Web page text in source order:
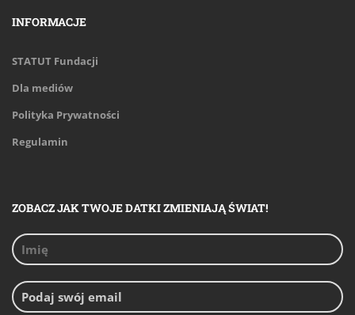
INFORMACJE
STATUT Fundacji
Dla mediów
Polityka Prywatności
Regulamin
ZOBACZ JAK TWOJE DATKI ZMIENIAJĄ ŚWIAT!